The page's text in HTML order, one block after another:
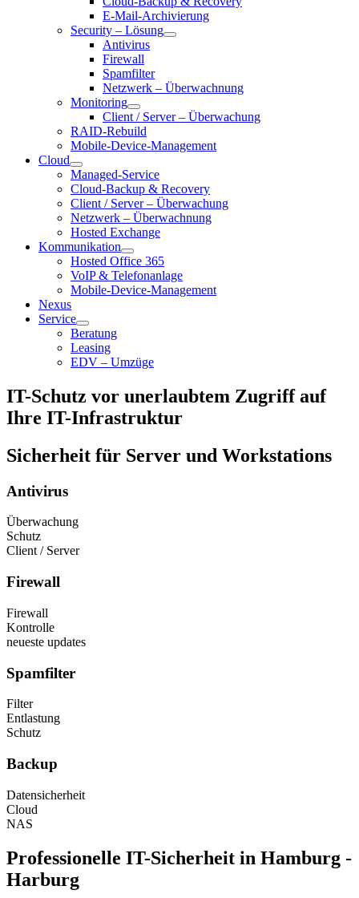
E-Mail-Archivierung
Security – Lösung
Antivirus
Firewall
Spamfilter
Netzwerk – Überwachnung
Monitoring
Client / Server – Überwachung
RAID-Rebuild
Mobile-Device-Management
Cloud
Managed-Service
Cloud-Backup & Recovery
Client / Server – Überwachung
Netzwerk – Überwachnung
Hosted Exchange
Kommunikation
Hosted Office 365
VoIP & Telefonanlage
Mobile-Device-Management
Nexus
Service
Beratung
Leasing
EDV – Umzüge
IT-Schutz vor unerlaubtem Zugriff auf
Ihre IT-Infrastruktur
Sicherheit für Server und Workstations
Antivirus
Überwachung
Schutz
Client / Server
Firewall
Firewall
Kontrolle
neueste updates
Spamfilter
Filter
Entlastung
Schutz
Backup
Datensicherheit
Cloud
NAS
Professionelle IT-Sicherheit in Hamburg -
Harburg